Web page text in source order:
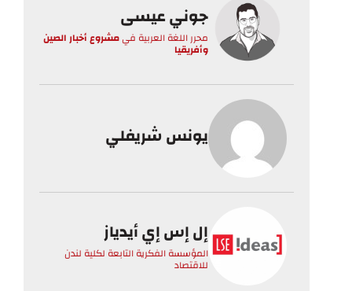
جوني عيسى
محرر اللغة العربية فيمشروع أخبار الصين
وأفريقيا
يونس شريفلي
إل إس إي أيدياز
المؤسسة الفكرية التابعة لكلية لندن
للاقتصاد